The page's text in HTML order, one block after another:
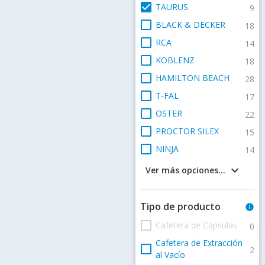
check_box TAURUS 9
check_box_outline_blank BLACK & DECKER 18
check_box_outline_blank RCA 14
check_box_outline_blank KOBLENZ 18
check_box_outline_blank HAMILTON BEACH 28
check_box_outline_blank T-FAL 17
check_box_outline_blank OSTER 22
check_box_outline_blank PROCTOR SILEX 15
check_box_outline_blank NINJA 14
keyboard_arrow_down
Ver más opciones...
Tipo de producto info
check_box_outline_blank Cafetera de Cápsulas 0
check_box_outline_blank Cafetera de Extracción
al Vacío
2